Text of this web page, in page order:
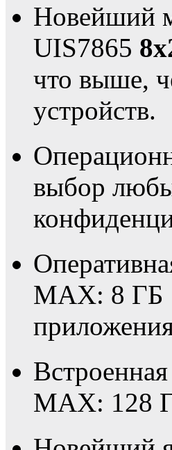
Новейший
UIS7865
что выше,
устройств.
выбор
MAX: 8 ГБ
MAX: 128